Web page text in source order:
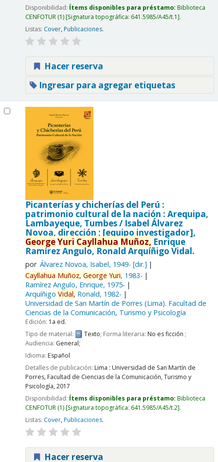
Disponibilidad: Ítems disponibles para préstamo: Biblioteca
CENFOTUR(1) Signatura topográfica: 641.5985/A45/t.1 .
Listas: Cover,Publicaciones.
Hacer reserva
Ingresar para agregar etiquetas
Picanterías y chicherías del Perú :
patrimonio cultural de la nación : Arequipa,
Lambayeque, Tumbes / Isabel Álvarez
Novoa, dirección ; [equipo investigador],
GeorgeYuri Cayllahua Muñoz, Enrique
Ramírez Angulo, Ronald Arquíñigo Vidal.
por Álvarez Novoa, Isabel, 1949- [dir.]
Cayllahua Muñoz, George Yuri, 1983-
Ramírez Angulo, Enrique, 1975-
Arquíñigo Vidal, Ronald, 1982-
Universidad de San Martín de Porres (Lima). Facultad de
Ciencias de la Comunicación, Turismo y Psicología
Edición: 1a ed.
Tipo de material:
Texto; Forma literaria: No es ficción ;
Audiencia: General;
Idioma: Español
Detalles de publicación: Lima : Universidad de San Martín de
Porres, Facultad de Ciencias de la Comunicación, Turismo y
Psicología,2017
Disponibilidad: Ítems disponibles para préstamo: Biblioteca
CENFOTUR(1) Signatura topográfica: 641.5985/A45/t.2 .
Listas: Cover,Publicaciones.
Hacer reserva